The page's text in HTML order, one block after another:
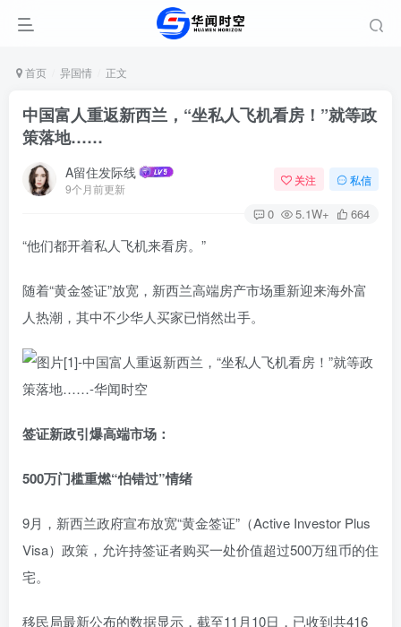
首页 异国情 正文
中国富人重返新西兰，“坐私人飞机看房！”就等政
策落地……
A留住发际线
9个月前更新
关注 私信
0 5.1W+ 664
“他们都开着私人飞机来看房。”
随着“黄金签证”放宽，新西兰高端房产市场重新迎来海外富
人热潮，其中不少华人买家已悄然出手。
签证新政引爆高端市场：
500万门槛重燃“怕错过”情绪
9月，新西兰政府宣布放宽“黄金签证”（Active Investor Plus
Visa）政策，允许持签证者购买一处价值超过500万纽币的住
宅。
移民局最新公布的数据显示，截至11月10日，已收到共416